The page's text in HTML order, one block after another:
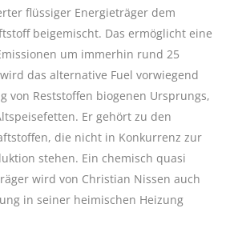
flüssiger Energieträger dem
beigemischt. Das ermöglicht eine
um immerhin rund 25
das alternative Fuel vorwiegend
von Reststoffen biogenen Ursprungs,
Er gehört zu den
die nicht in Konkurrenz zur
stehen. Ein chemisch quasi
wird von Christian Nissen auch
in seiner heimischen Heizung